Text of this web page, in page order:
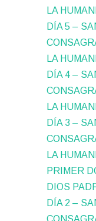
LA
DÍA 5 –
LA
DÍA 4 –
LA
DÍA 3 –
LA
PRIMER
DIOS
DÍA 2 –